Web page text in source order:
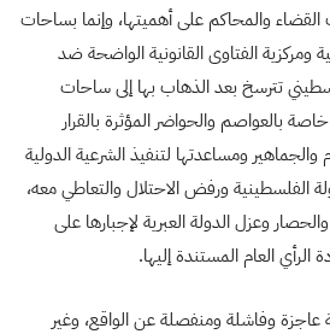
والمحاكم على أهميتها، وإنما بساحات
ومركزية الفتاوى القانونية الواضحة ضد
تترسخ بعد الذهاب بها إلى ساحات
بالعواصم والحواضر المؤثرة بالقرار
ومساعدتها لتنفيذ الشرعية الدولية
الفلسطينية ورفض الاحتلال والتعاطي معه،
وعزل الدولة العبرية لإجبارها على
الرأي العام المستندة إليها.
عاجزة وفاشلة ومنفصلة عن الواقع، وغير